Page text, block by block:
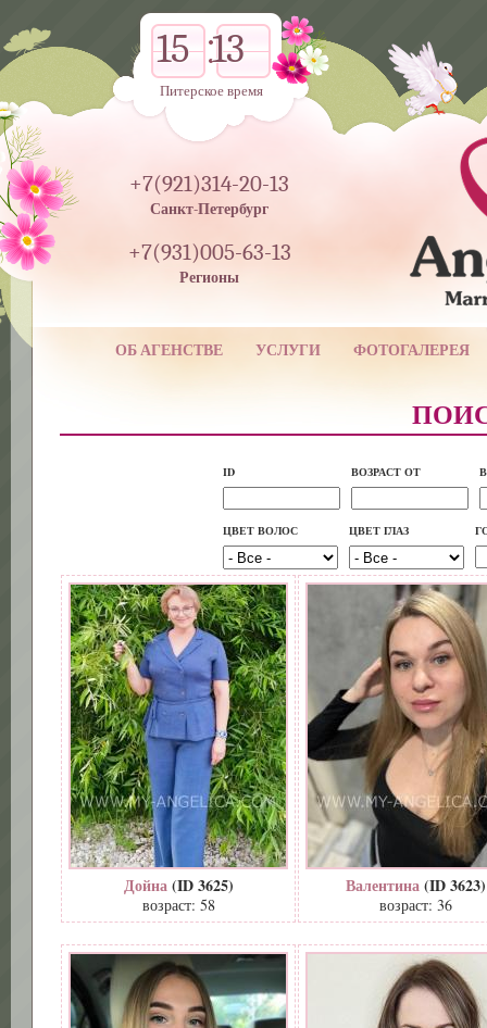
+7(921)314-20-13
Санкт-Петербург
+7(931)005-63-13
Регионы
15 13
Питерское время
ОБ АГЕНСТВЕ УСЛУГИ ФОТОГАЛЕРЕЯ
ID ВОЗРАСТ ОТ
ЦВЕТ ВОЛОС ЦВЕТ ГЛАЗ
Дойна (ID 3625)
возраст: 58
Валентина (ID 3623)
возраст: 36